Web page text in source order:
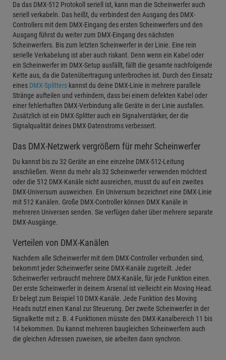
Da das DMX-512 Protokoll seriell ist, kann man die Scheinwerfer auch
seriell verkabeln. Das heißt, du verbindest den Ausgang des DMX-
Controllers mit dem DMX-Eingang des ersten Scheinwerfers und den
Ausgang führst du weiter zum DMX-Eingang des nächsten
Scheinwerfers. Bis zum letzten Scheinwerfer in der Linie. Eine rein
serielle Verkabelung ist aber auch riskant. Denn wenn ein Kabel oder
ein Scheinwerfer im DMX-Setup ausfällt, fällt die gesamte nachfolgende
Kette aus, da die Datenübertragung unterbrochen ist. Durch den Einsatz
eines DMX-Splitters kannst du deine DMX-Linie in mehrere parallele
Stränge aufteilen und verhindern, dass bei einem defekten Kabel oder
einer fehlerhaften DMX-Verbindung alle Geräte in der Linie ausfallen.
Zusätzlich ist ein DMX-Splitter auch ein Signalverstärker, der die
Signalqualität deines DMX-Datenstroms verbessert.
Das DMX-Netzwerk vergrößern für mehr Scheinwerfer
Du kannst bis zu 32 Geräte an eine einzelne DMX-512-Leitung
anschließen. Wenn du mehr als 32 Scheinwerfer verwenden möchtest
oder die 512 DMX-Kanäle nicht ausreichen, musst du auf ein zweites
DMX-Universum ausweichen. Ein Universum bezeichnet eine DMX-Linie
mit 512 Kanälen. Große DMX-Controller können DMX Kanäle in
mehreren Universen senden. Sie verfügen daher über mehrere separate
DMX-Ausgänge.
Verteilen von DMX-Kanälen
Nachdem alle Scheinwerfer mit dem DMX-Controller verbunden sind,
bekommt jeder Scheinwerfer seine DMX-Kanäle zugeteilt. Jeder
Scheinwerfer verbraucht mehrere DMX-Kanäle, für jede Funktion einen.
Der erste Scheinwerfer in deinem Arsenal ist vielleicht ein Moving Head.
Er belegt zum Beispiel 10 DMX-Kanäle. Jede Funktion des Moving
Heads nutzt einen Kanal zur Steuerung. Der zweite Scheinwerfer in der
Signalkette mit z. B. 4 Funktionen müsste den DMX-Kanalbereich 11 bis
14 bekommen. Du kannst mehreren baugleichen Scheinwerfern auch
die gleichen Adressen zuweisen, sie arbeiten dann synchron.